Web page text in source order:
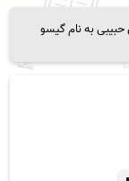
به نام گیسو